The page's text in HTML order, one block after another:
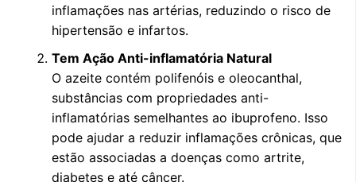
inflamações nas artérias, reduzindo o risco de
hipertensão e infartos.
Tem Ação Anti-inflamatória Natural
O azeite contém polifenóis e oleocanthal,
substâncias com propriedades anti-
inflamatórias semelhantes ao ibuprofeno. Isso
pode ajudar a reduzir inflamações crônicas, que
estão associadas a doenças como artrite,
diabetes e até câncer.